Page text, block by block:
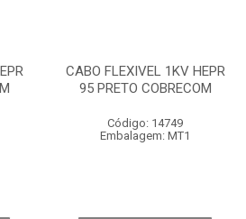
CABO FLEXIVEL 1KV HEPR
95 PRETO COBRECOM
Código: 14749
Embalagem: MT1